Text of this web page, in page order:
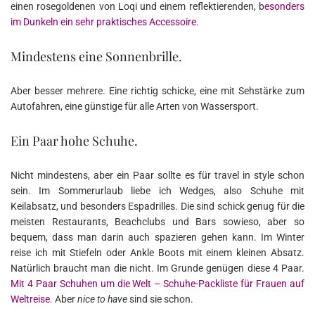
einen rosegoldenen von Loqi und einem reflektierenden, besonders
im Dunkeln ein sehr praktisches Accessoire.
Mindestens eine Sonnenbrille.
Aber besser mehrere. Eine richtig schicke, eine mit Sehstärke zum
Autofahren, eine günstige für alle Arten von Wassersport.
Ein Paar hohe Schuhe.
Nicht mindestens, aber ein Paar sollte es für travel in style schon
sein. Im Sommerurlaub liebe ich Wedges, also Schuhe mit
Keilabsatz, und besonders Espadrilles. Die sind schick genug für die
meisten Restaurants, Beachclubs und Bars sowieso, aber so
bequem, dass man darin auch spazieren gehen kann. Im Winter
reise ich mit Stiefeln oder Ankle Boots mit einem kleinen Absatz.
Natürlich braucht man die nicht. Im Grunde genügen diese 4 Paar.
Mit 4 Paar Schuhen um die Welt – Schuhe-Packliste für Frauen auf
Weltreise. Abernice to havesind sie schon.